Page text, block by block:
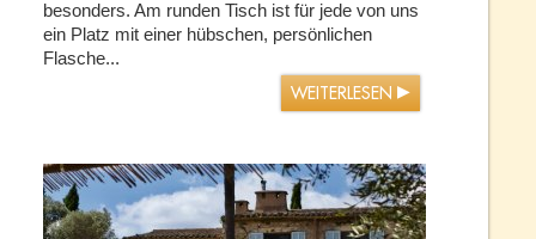
besonders. Am runden Tisch ist für jede von uns
ein Platz mit einer hübschen, persönlichen
Flasche...
WEITERLESEN